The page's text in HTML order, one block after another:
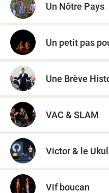
Un Nôtre Pays
Un petit pas
Une Brève
VAC & SLAM
Victor & le
Vif boucan